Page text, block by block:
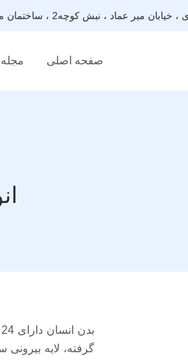
میر عماد ، نبش کوچه2 ، ساختمان مهداد ، طبقه اول
صفحه اصلی مجله
گرفته، لایه